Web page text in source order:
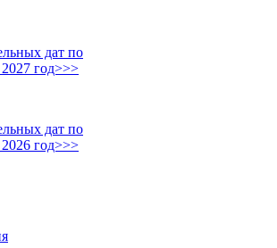
дат по
год>>>
дат по
год>>>